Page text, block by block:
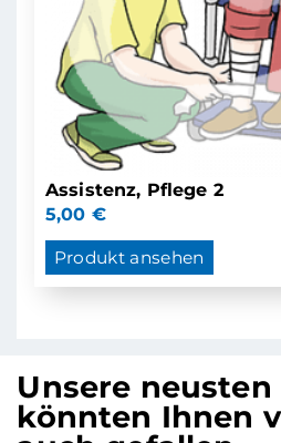
Assistenz, Pflege 2
5,00 €
Produkt ansehen
Unsere
könnten Ihnen